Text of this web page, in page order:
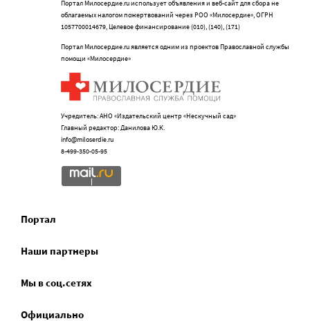
Портал Милосердие.ru использует объявления и веб-сайт для сбора не
облагаемых налогом пожертвований через РОО «Милосердие», ОГРН
1057700014679, Целевое финансирование (010), (140), (171)
Портал Милосердие.ru является одним из проектов Православной службы
помощи «Милосердие»
Учредитель: АНО «Издательский центр «Нескучный сад»
Главный редактор: Данилова Ю.К.
info@miloserdie.ru
8-499-350-05-95
Портал
Наши партнеры
Мы в соц.сетях
Официально